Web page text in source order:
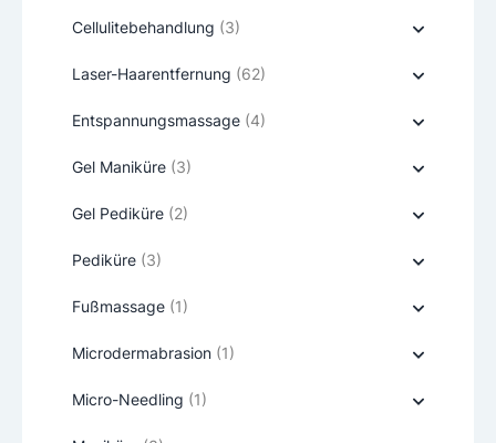
Cellulitebehandlung (3)
Laser-Haarentfernung (62)
Entspannungsmassage (4)
Gel Maniküre (3)
Gel Pediküre (2)
Pediküre (3)
Fußmassage (1)
Microdermabrasion (1)
Micro-Needling (1)